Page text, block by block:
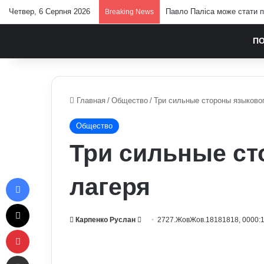
Четвер, 6 Серпня 2026 Breaking News Павло Паліса може стати
Главная / Общество / Три сильные стороны
Общество
Три сильные
лагеря
Карпенко Руслан
Send2727.ЖовЖов.18181818,